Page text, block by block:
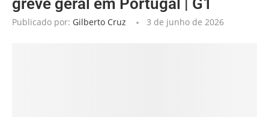
greve geral em Portugal | G1
Publicado por: Gilberto Cruz 3 de junho de 2026